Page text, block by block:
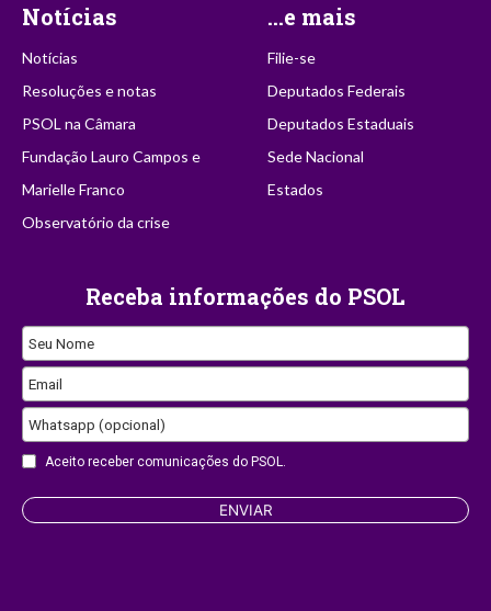
Notícias
Notícias
Resoluções e notas
PSOL na Câmara
Fundação Lauro Campos e
Marielle Franco
Observatório da crise
...e mais
Filie-se
Deputados Federais
Deputados Estaduais
Sede Nacional
Estados
Receba informações do PSOL
Seu Nome
Contact
Email
Email
Whatsapp (opcional)
Aceito receber comunicações do PSOL.
ENVIAR